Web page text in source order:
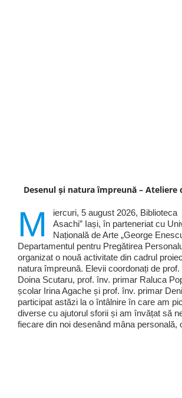
Desenul și natura împreună – Ateliere
M
iercuri, 5 august 2026, Biblioteca
Asachi” Iași, în parteneriat cu
Națională de Arte „George
Departamentul pentru Pregătirea
organizat o nouă activitate din cadrul
natura împreună. Elevii coordonați de
Doina Scutaru, prof. înv. primar Raluca
școlar Irina Agache și prof. înv. primar
participat astăzi la o întâlnire în care am
diverse cu ajutorul sforii și am învățat să
fiecare din noi desenând mâna personală,